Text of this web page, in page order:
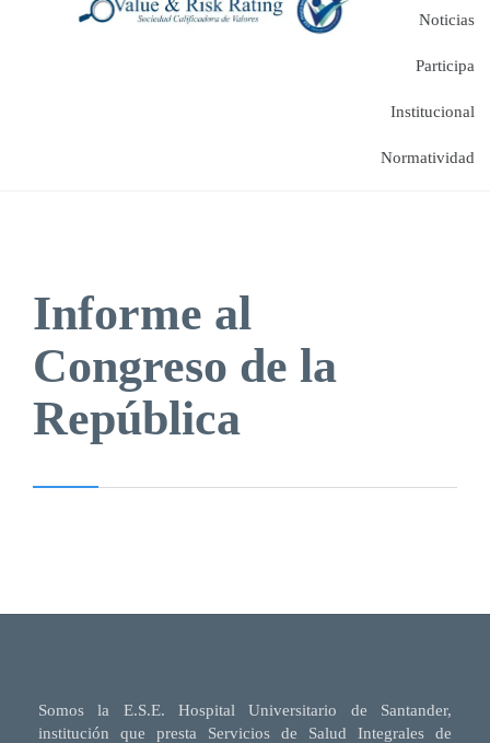
Noticias
Participa
Institucional
Normatividad
Informe al
Congreso de la
República
Somos la E.S.E. Hospital Universitario de Santander,
institución que presta Servicios de Salud Integrales de